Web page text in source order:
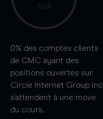
N/A
0% des comptes clients
de CMC ayant des
positions ouvertes sur
Circle Internet Group Inc
s'attendent à une move
du cours.